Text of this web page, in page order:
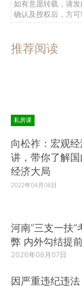
如有意愿转载，请
确认及授权后，方可
推荐阅读
私房课
向松祚：宏观
讲，带你了解
经济大局
2022年04月06日
河南“三支一扶
弊 内外勾结提
2026年08月07日
因严重违纪违